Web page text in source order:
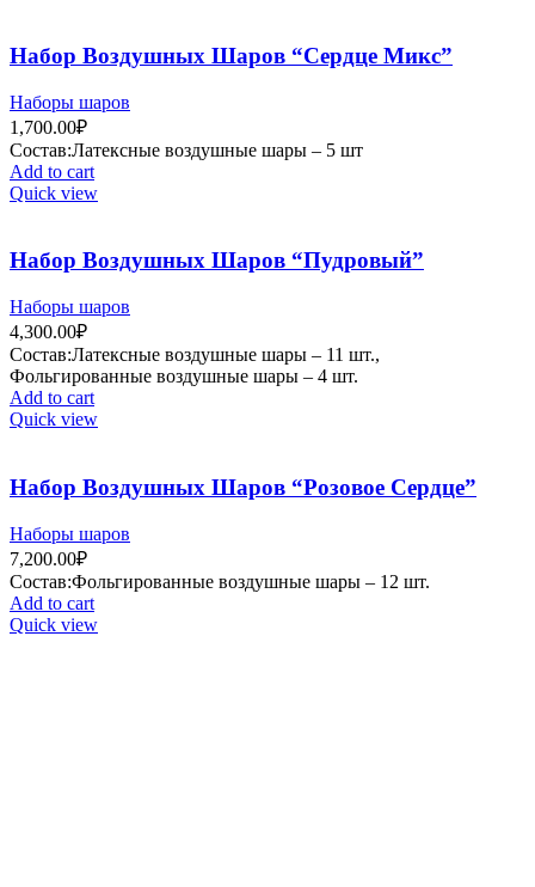
Набор Воздушных Шаров “Сердце Микс”
Наборы шаров
1,700.00₽
Состав:Латексные воздушные шары – 5 шт
Add to cart
Quick view
Набор Воздушных Шаров “Пудровый”
Наборы шаров
4,300.00₽
Состав:Латексные воздушные шары – 11 шт.,
Фольгированные воздушные шары – 4 шт.
Add to cart
Quick view
Набор Воздушных Шаров “Розовое Сердце”
Наборы шаров
7,200.00₽
Состав:Фольгированные воздушные шары – 12 шт.
Add to cart
Quick view